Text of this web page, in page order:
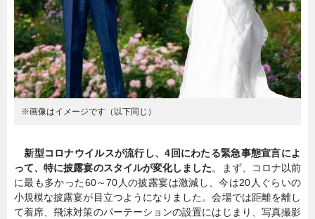
連載一覧
※画像はイメージです（以下同じ）
新型コロナウイルスが流行し、4回にわたる緊急事態宣言によ
って、特に披露宴のスタイルが変化しました。まず、コロナ以前
に最も多かった60～70人の披露宴は激減し、今は20人ぐらいの
小規模な披露宴が目立つようになりました。会場では距離を離し
て着席、飛沫対策のパーテーションの設置にはじまり、写真撮影